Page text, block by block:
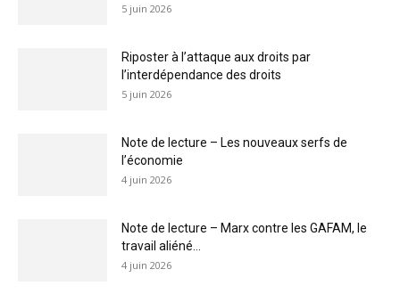
5 juin 2026
Riposter à l’attaque aux droits par
l’interdépendance des droits
5 juin 2026
Note de lecture – Les nouveaux serfs de
l’économie
4 juin 2026
Note de lecture – Marx contre les GAFAM, le
travail aliéné...
4 juin 2026